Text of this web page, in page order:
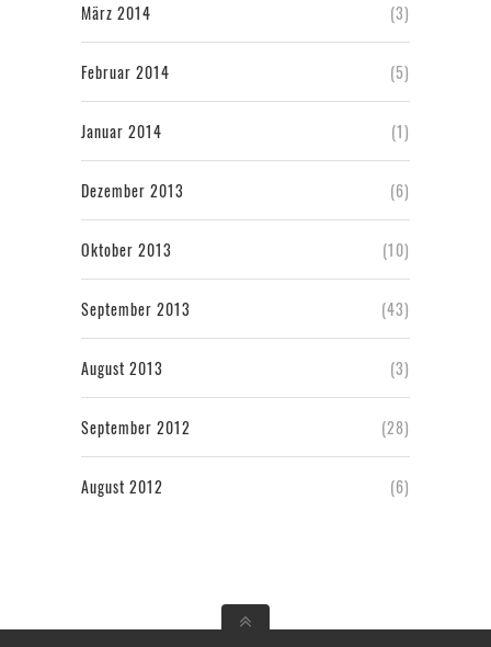
März 2014 (3)
Februar 2014 (5)
Januar 2014 (1)
Dezember 2013 (6)
Oktober 2013 (10)
September 2013 (43)
August 2013 (3)
September 2012 (28)
August 2012 (6)